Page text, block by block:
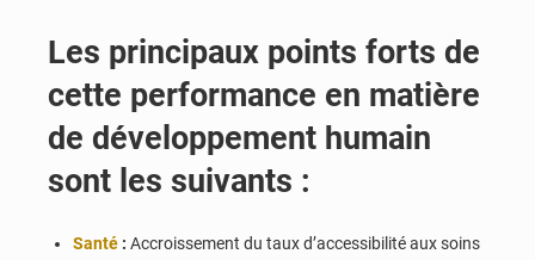
Les principaux points forts de
cette performance en matière
de développement humain
sont les suivants :
Santé : Accroissement du taux d’accessibilité aux soins